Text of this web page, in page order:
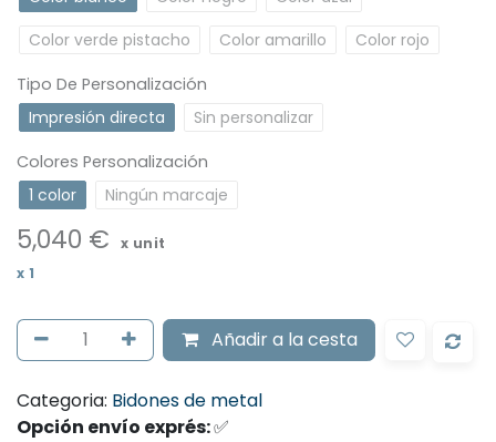
Color verde pistacho
Color amarillo Color rojo
Tipo De Personalización
Impresión directa
Sin personalizar
Colores Personalización
1 color
Ningún marcaje
5,040 €
x unit
x 1
Añadira la cesta
Categoria: Bidones de metal
Opción envío exprés:✅